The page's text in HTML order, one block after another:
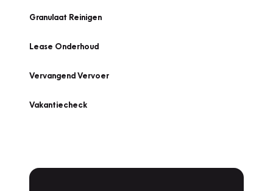
Granulaat Reinigen
Lease Onderhoud
Vervangend Vervoer
Vakantiecheck